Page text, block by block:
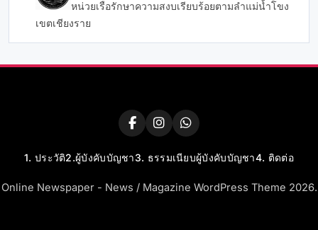
หน่วยเรือรักษาความสงบเรียบร้อยตามลำแม่น้ำโขง
เขตเชียงราย
1. ประวัติ2.ผู้บังคับบัญชา3. ธรรมเนียบผู้บังคับบัญชา4. ติดต่อ
Online Newspaper - News / Magazine WordPress Theme 2026.